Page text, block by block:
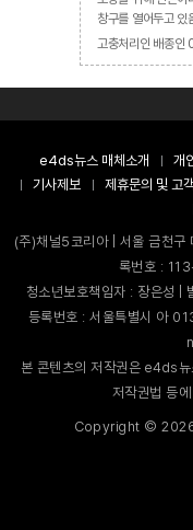
창구를 열어두고 있
고충처리인 배
e4ds뉴스 매체소개 개
기사제보
제휴문의 및 고
(주)채널5코리아 | 서울 금천
록번호 :
청소년보호책임자 : 장은성
등록번호 : 서울특별시 아
본 콘텐츠의 저작권은 e4ds
저작권법 등
Copyright ©